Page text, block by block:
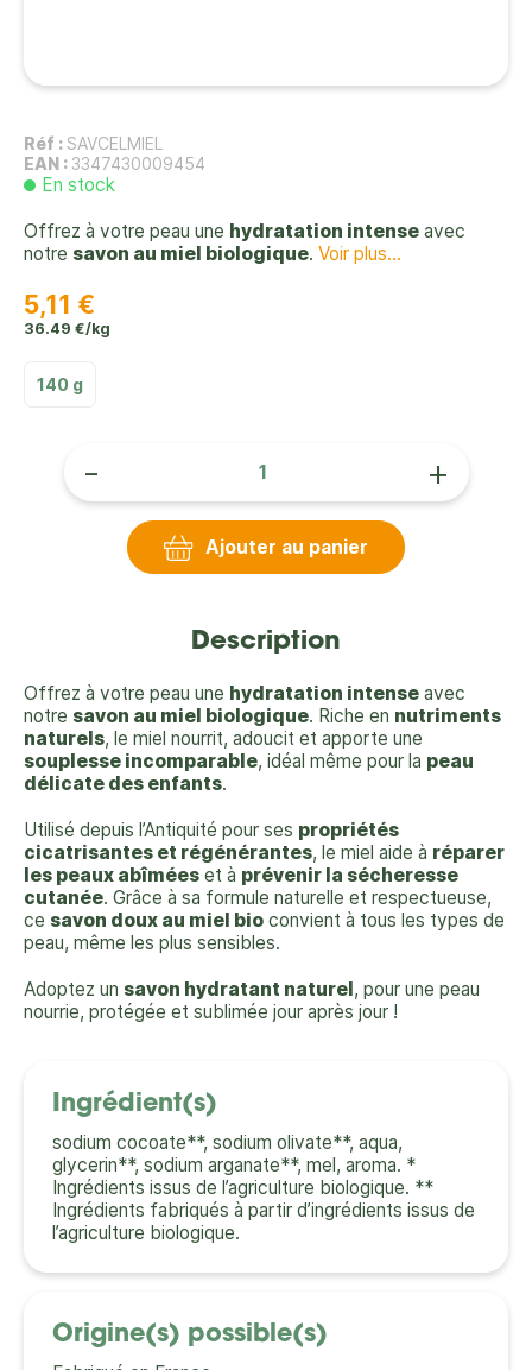
Réf : SAVCELMIEL
EAN : 3347430009454
En stock
Offrez à votre peau une hydratation intense avec
notre savon au miel biologique. Voir plus...
5,11 €
36.49 €/kg
140 g
- +
Ajouter au panier
Description
Offrez à votre peau une hydratation intense avec
notre savon au miel biologique. Riche en nutriments
naturels, le miel nourrit, adoucit et apporte une
souplesse incomparable, idéal même pour la peau
délicate des enfants.
Utilisé depuis l’Antiquité pour ses propriétés
cicatrisantes et régénérantes, le miel aide à réparer
les peaux abîmées et à prévenir la sécheresse
cutanée. Grâce à sa formule naturelle et respectueuse,
ce savon doux au miel bio convient à tous les types de
peau, même les plus sensibles.
Adoptez un savon hydratant naturel , pour une peau
nourrie, protégée et sublimée jour après jour !
Ingrédient(s)
sodium cocoate**, sodium olivate**, aqua,
glycerin**, sodium arganate**, mel, aroma. *
Ingrédients issus de l’agriculture biologique. **
Ingrédients fabriqués à partir d’ingrédients issus de
l’agriculture biologique.
Origine(s) possible(s)